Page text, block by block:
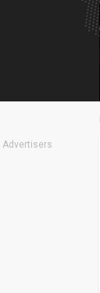
Advertisers